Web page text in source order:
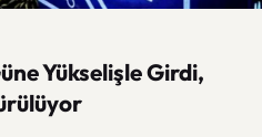
Yükselişle Girdi,